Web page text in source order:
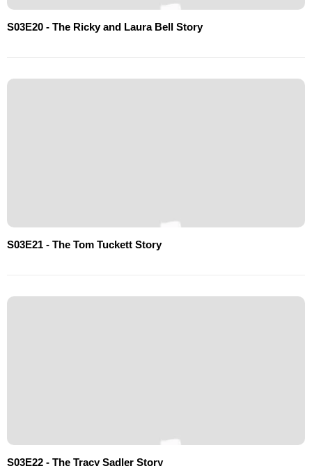
S03E20 - The Ricky and Laura Bell Story
S03E21 - The Tom Tuckett Story
S03E22 - The Tracy Sadler Story